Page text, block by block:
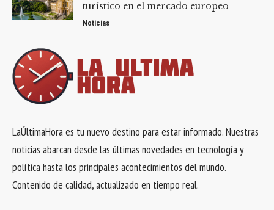
turístico en el mercado europeo
Notícias
LaÚltimaHora es tu nuevo destino para estar informado. Nuestras
noticias abarcan desde las últimas novedades en tecnología y
política hasta los principales acontecimientos del mundo.
Contenido de calidad, actualizado en tiempo real.